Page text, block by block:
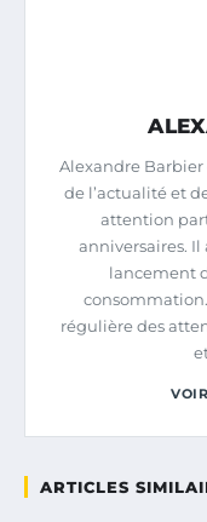
Alexandre Barbier
de l’actualité et
attention
anniversaires. Il
lancement
régulière des
ARTICLES